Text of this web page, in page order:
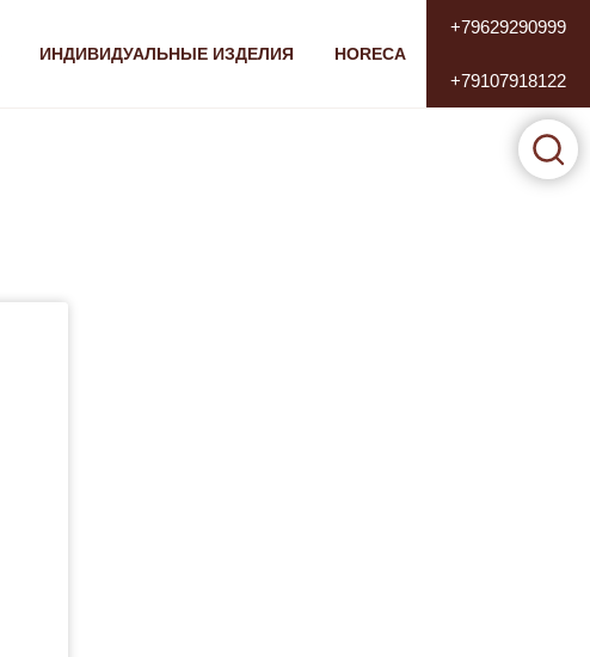
ИНДИВИДУАЛЬНЫЕ ИЗДЕЛИЯ HORECA
+79629290999
+79107918122